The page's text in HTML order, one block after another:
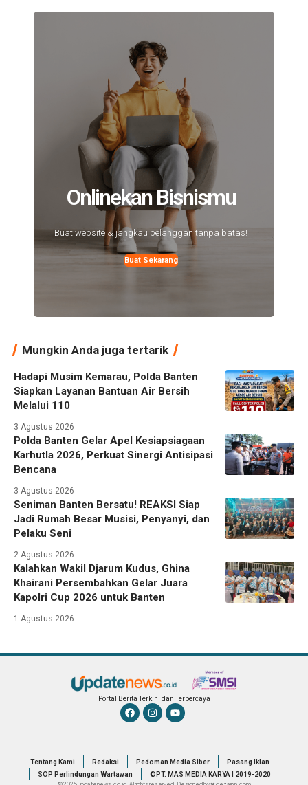
Onlinekan Bisnismu
Buat website & jangkau pelanggan tanpa batas!
Buat Sekarang
Mungkin Anda juga tertarik
Hadapi Musim Kemarau, Polda Banten
Siapkan Layanan Bantuan Air Bersih
Melalui 110
3 Agustus 2026
Polda Banten Gelar Apel Kesiapsiagaan
Karhutla 2026, Perkuat Sinergi Antisipasi
Bencana
3 Agustus 2026
Seniman Banten Bersatu! REAKSI Siap
Jadi Rumah Besar Musisi, Penyanyi, dan
Pelaku Seni
2 Agustus 2026
Kalahkan Wakil Djarum Kudus, Ghina
Khairani Persembahkan Gelar Juara
Kapolri Cup 2026 untuk Banten
1 Agustus 2026
Portal Berita Terkini dan Terpercaya
Tentang Kami Redaksi Pedoman Media Siber
Pasang Iklan
SOP Perlindungan Wartawan
©PT. MAS MEDIA KARYA | 2019-2020